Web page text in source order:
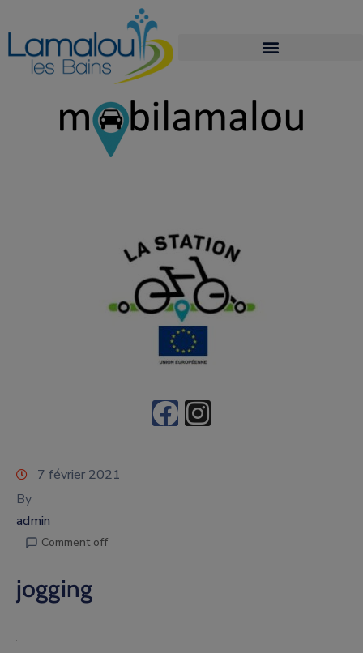
7 février 2021
By
admin
Comment off
jogging